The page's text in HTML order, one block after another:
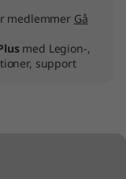
medlemmer Gå
med Legion-,
support